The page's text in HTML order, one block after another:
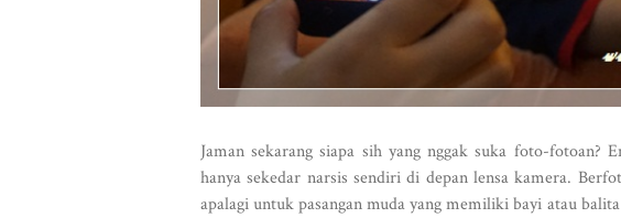
Jaman sekarang siapa sih yang nggak suka foto-fotoan?
hanya sekedar narsis sendiri di depan lensa kamera.
apalagi untuk pasangan muda yang memiliki bayi atau